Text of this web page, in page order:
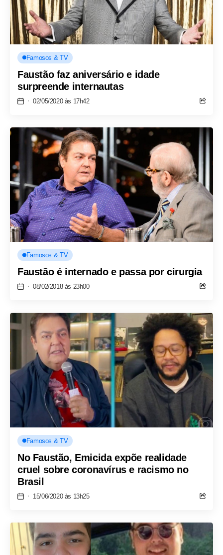
Famosos & TV
Faustão faz aniversário e idade
surpreende internautas
02/05/2020 às 17h42
Famosos & TV
Faustão é internado e passa por cirurgia
08/02/2018 às 23h00
Famosos & TV
No Faustão, Emicida expõe realidade
cruel sobre coronavírus e racismo no
Brasil
15/06/2020 às 13h25